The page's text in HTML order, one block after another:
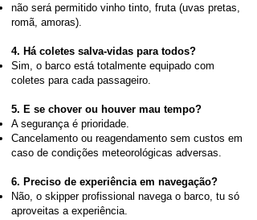
não será permitido vinho tinto, fruta (uvas pretas,
romã, amoras).
4. Há coletes salva-vidas para todos?
Sim, o barco está totalmente equipado com
coletes para cada passageiro.
5. E se chover ou houver mau tempo?
A segurança é prioridade.
Cancelamento ou reagendamento sem custos em
caso de condições meteorológicas adversas.
6. Preciso de experiência em navegação?
Não, o skipper profissional navega o barco, tu só
aproveitas a experiência.